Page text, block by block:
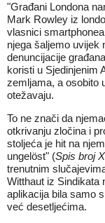
"Građani Londona
Mark Rowley iz
vlasnici
njega šaljemo uvijek
denuncijacije
koristi u Sjedinjenim
zemljama, a osobito
otežavaju.
To ne znači da
otkrivanju zločina i
stoljeća je hit na
ungelöst" (Spis broj
trenutnim
Witthaut iz Sindikata
aplikacija bila samo
već desetljećima.